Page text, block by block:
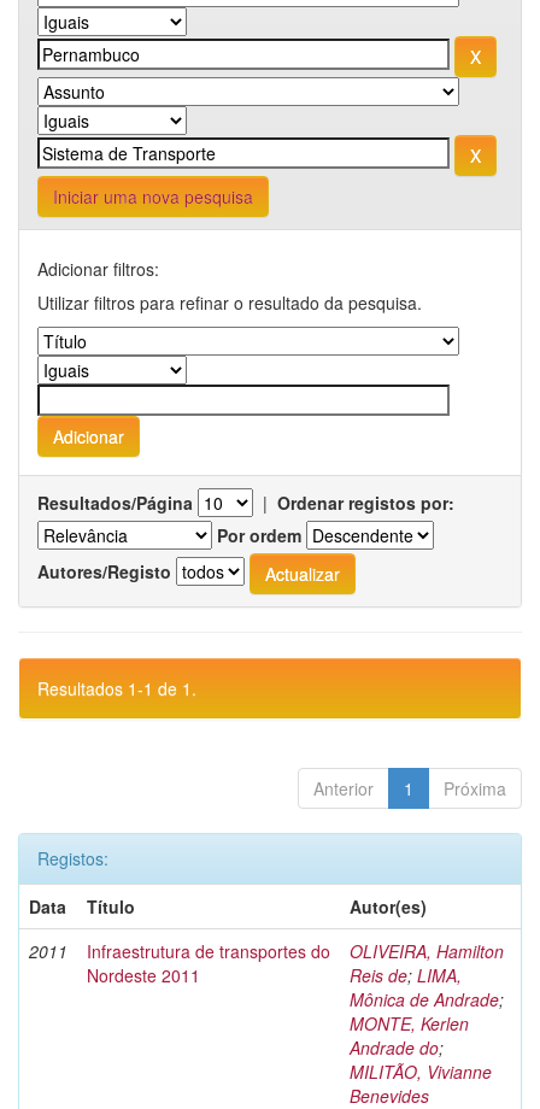
Iniciar uma nova pesquisa
Adicionar filtros:
Utilizar filtros para refinar o resultado da pesquisa.
Resultados/Página | Ordenar registos por:
Por ordem
Autores/Registo
Resultados 1-1 de 1.
Anterior 1 Próxima
Registos:
Data
Título
Autor(es)
2011
Infraestrutura de transportes do
Nordeste 2011
OLIVEIRA, Hamilton
Reis de; LIMA,
Mônica de Andrade;
MONTE, Kerlen
Andrade do;
MILITÃO, Vivianne
Benevides